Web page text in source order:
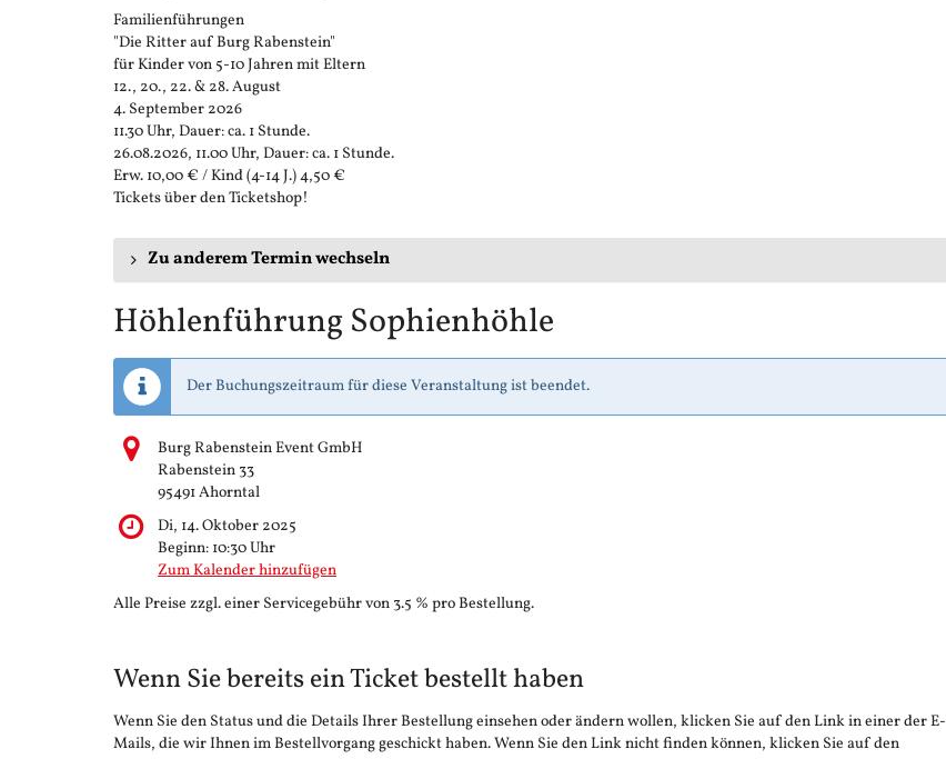
Familienführungen
"Die Ritter auf Burg Rabenstein"
für Kinder von 5-10 Jahren mit Eltern
12., 20., 22. & 28. August
4. September 2026
11.30 Uhr, Dauer: ca. 1 Stunde.
26.08.2026, 11.00 Uhr, Dauer: ca. 1 Stunde.
Erw. 10,00 € / Kind (4-14 J.) 4,50 €
Tickets über den Ticketshop!
Zu anderem Termin wechseln
Höhlenführung Sophienhöhle
Der Buchungszeitraum für diese Veranstaltung ist beendet.
Burg Rabenstein Event GmbH
Rabenstein 33
95491 Ahorntal
Di, 14. Oktober 2025
Beginn: 10:30Uhr
Zum Kalender hinzufügen
Alle Preise zzgl. einer Servicegebühr von 3.5 % pro Bestellung.
Wenn Sie bereits ein Ticket bestellt haben
Wenn Sie den Status und die Details Ihrer Bestellung einsehen oder ändern wollen, klicken Sie auf den Link in einer der E-
Mails, die wir Ihnen im Bestellvorgang geschickt haben. Wenn Sie den Link nicht finden können, klicken Sie auf den